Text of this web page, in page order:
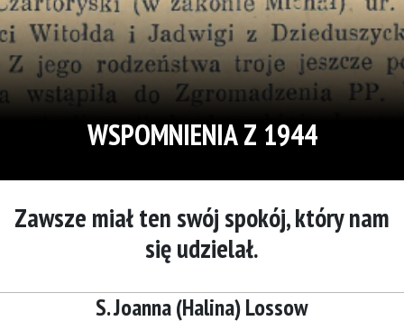
WSPOMNIENIA Z 1944
Zawsze miał ten swój spokój, który nam
się udzielał.
S. Joanna (Halina) Lossow